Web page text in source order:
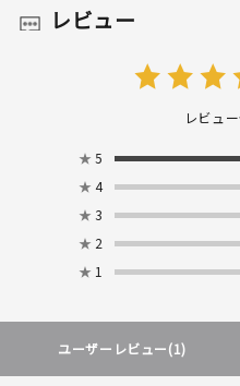
レビュー
レビュ
★ 5
★ 4
★ 3
★ 2
★ 1
ユーザーレビュー(1)